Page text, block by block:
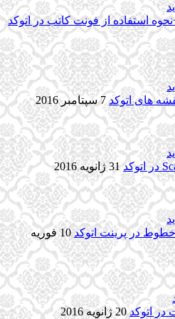
استفاده از فونت کاتب در اتوکد
های اتوکد 7 سپتامبر 2016
31 ژانویه 2016
در پرینت اتوکد
10 فوریه
اتوکد 20 ژانویه 2016